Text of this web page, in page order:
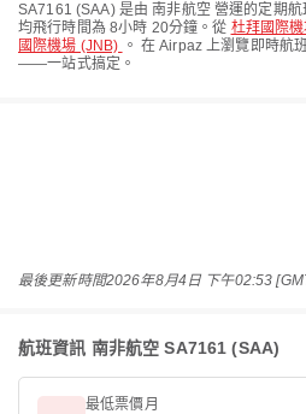
SA7161 (SAA) 是由 南非航空營運的定期航
均飛行時間為 8小時 20分鐘 。從 杜拜國際
國際機場 (JNB) 。 在 Airpaz 上瀏覽即時航
——一站式搞定。
最後更新時間2026年8月4日 下午02:53
航班資訊 南非航空 SA7161 (SAA)
最低票價月